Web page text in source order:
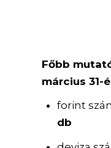
Főbb
március 31-
forint
db